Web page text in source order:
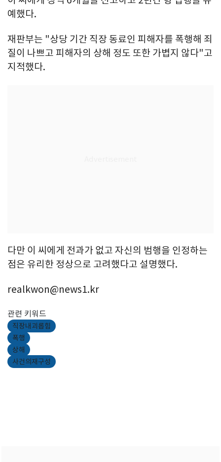
예했다.
재판부는 "상당 기간 직장 동료인 피해자를 폭행해 죄
질이 나쁘고 피해자의 상해 정도 또한 가볍지 않다"고
지적했다.
다만 이 씨에게 전과가 없고 자신의 범행을 인정하는
점은 유리한 정상으로 고려했다고 설명했다.
realkwon@news1.kr
관련 키워드
직장내괴롭힘
폭행
상해
사건의재구성